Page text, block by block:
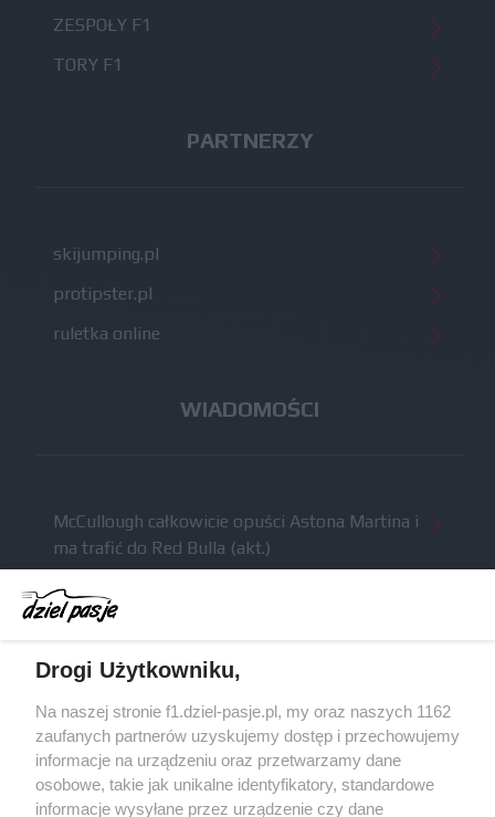
ZESPOŁY F1
TORY F1
PARTNERZY
skijumping.pl
protipster.pl
ruletka online
WIADOMOŚCI
McCullough całkowicie opuści Astona Martina i
ma trafić do Red Bulla (akt.)
Dochód F1 spadł o 61 procent względem
zeszłego sezonu
algorytmach?
Honda uświadomiła sobie skalę problemów z
silnikiem dopiero w styczniu
Audi planuje wprowadzić jeszcze cztery duże
pakiety poprawek w 2026 roku
Drogi Użytkowniku,
Na naszej stronie f1.dziel-pasje.pl, my oraz naszych 1162
zaufanych partnerów uzyskujemy dostęp i przechowujemy
informacje na urządzeniu oraz przetwarzamy dane
osobowe, takie jak unikalne identyfikatory, standardowe
informacje wysyłane przez urządzenie czy dane